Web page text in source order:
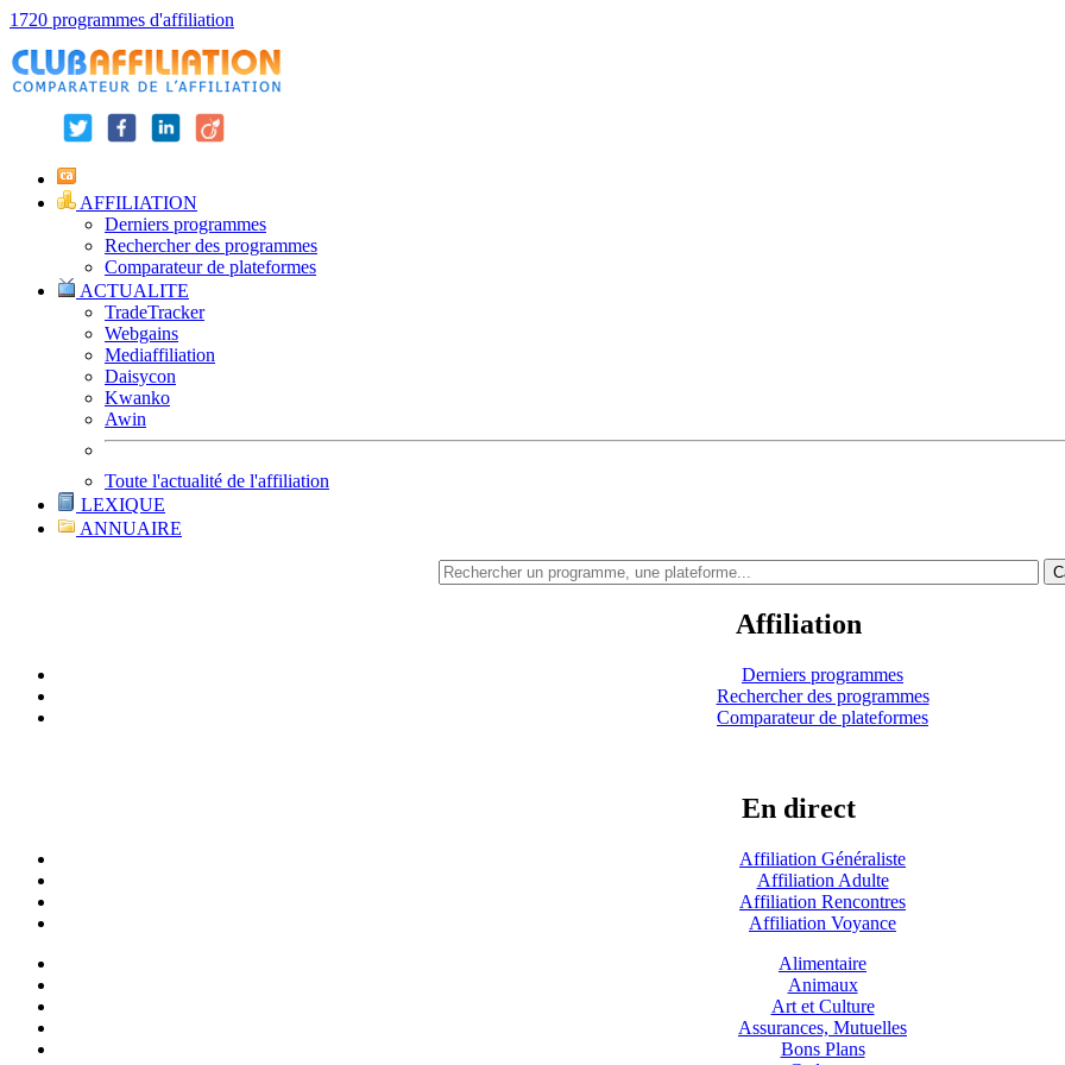
1720 programmes d'affiliation
AFFILIATION
Derniers programmes
Rechercher des programmes
Comparateur de plateformes
ACTUALITE
TradeTracker
Webgains
Mediaffiliation
Daisycon
Kwanko
Awin
Toute l'actualité de l'affiliation
LEXIQUE
ANNUAIRE
Affiliation
Derniers programmes
Rechercher des programmes
Comparateur de plateformes
En direct
Affiliation Généraliste
Affiliation Adulte
Affiliation Rencontres
Affiliation Voyance
Alimentaire
Animaux
Art et Culture
Assurances, Mutuelles
Bons Plans